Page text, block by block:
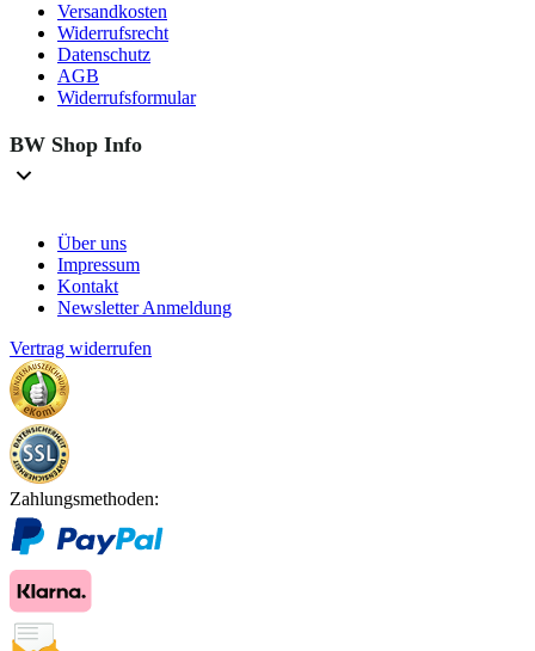
Versandkosten
Widerrufsrecht
Datenschutz
AGB
Widerrufsformular
BW Shop Info
Über uns
Impressum
Kontakt
Newsletter Anmeldung
Vertrag widerrufen
Zahlungsmethoden: